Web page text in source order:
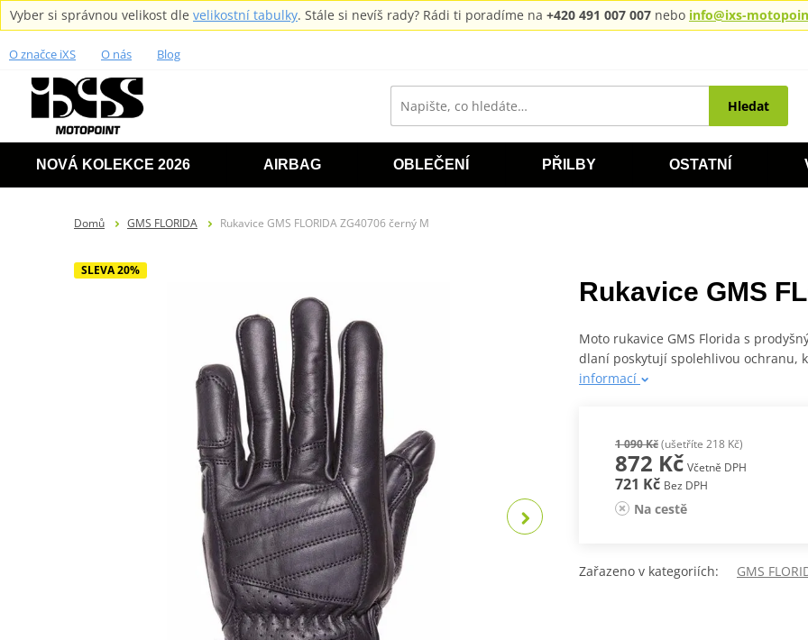
Vyber si správnou velikost dle velikostní tabulky. Stále si nevíš rady? Rádi ti poradíme na +420 491 007 007 nebo info@ixs-
O značce iXS O nás Blog
Hledat
NOVÁ KOLEKCE 2026 AIRBAG OBLEČENÍ PŘILBY OSTATNÍ
Domů GMS FLORIDA Rukavice GMS FLORIDA ZG40706 černý M
SLEVA 20%
Rukavice GMS
Moto rukavice GMS Florida s
dlaní poskytují spolehlivou ochranu,
informací
1 090 Kč(ušetříte 218 Kč)
872 Kč Včetně DPH
721 Kč Bez DPH
Na cestě
Zařazeno v kategoriích: GMS